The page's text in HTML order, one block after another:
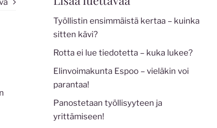
Työllistin ensimmäistä kertaa – kuinka
sitten kävi?
Rotta ei lue tiedotetta – kuka lukee?
Elinvoimakunta Espoo – vieläkin voi
parantaa!
Panostetaan työllisyyteen ja
yrittämiseen!